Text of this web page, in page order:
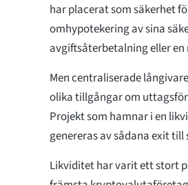
har placerat som säkerhet
omhypotekering av sina
avgiftsåterbetalning eller
Men centraliserade
olika tillgångar om
Projekt som hamnar i en
genereras av sådana exit
Likviditet har varit ett stort